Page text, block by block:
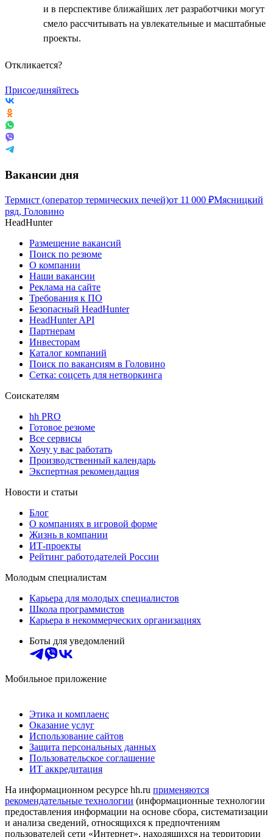
и в перспективе ближайших лет разработчики могут
смело рассчитывать на увлекательные и масштабные
проекты.
Откликается?
Присоединяйтесь
Вакансии дня
Термист (оператор термических печей)от 11 000 ₽Мясницкий
ряд, Головино
HeadHunter
Размещение вакансий
Поиск по резюме
О компании
Наши вакансии
Реклама на сайте
Требования к ПО
Безопасный HeadHunter
HeadHunter API
Партнерам
Инвесторам
Каталог компаний
Поиск по вакансиям в Головино
Сетка: соцсеть для нетворкинга
Соискателям
hh PRO
Готовое резюме
Все сервисы
Хочу у вас работать
Производственный календарь
Экспертная рекомендация
Новости и статьи
Блог
О компаниях в игровой форме
Жизнь в компании
ИТ-проекты
Рейтинг работодателей России
Молодым специалистам
Карьера для молодых специалистов
Школа программистов
Карьера в некоммерческих организациях
Боты для уведомлений
Мобильное приложение
Этика и комплаенс
Оказание услуг
Использование сайтов
Защита персональных данных
Пользовательское соглашение
ИТ аккредитация
На информационном ресурсе hh.ru применяются
рекомендательные технологии (информационные технологии
предоставления информации на основе сбора, систематизации
и анализа сведений, относящихся к предпочтениям
пользователей сети «Интернет», находящихся на территории